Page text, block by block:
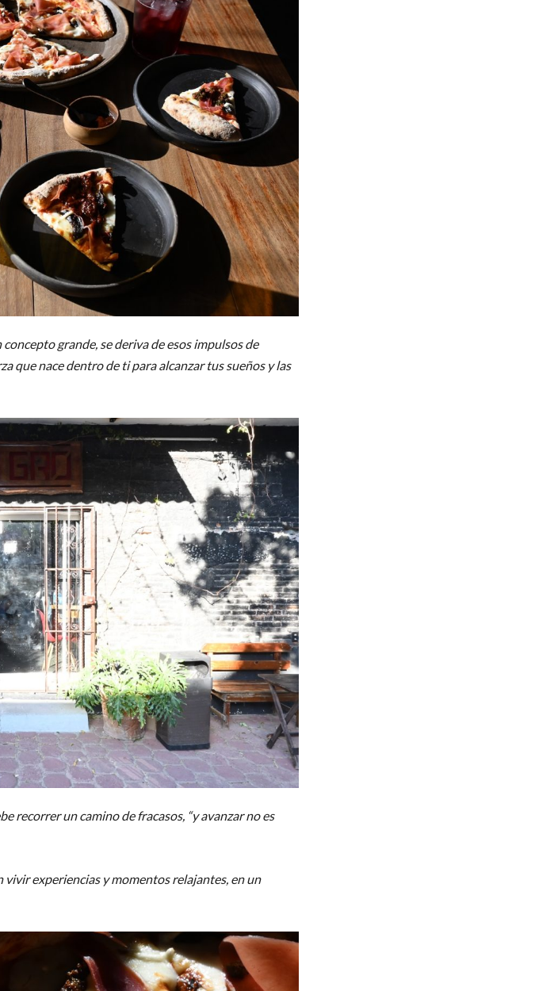
grande, se deriva de esos impulsos de
que nace dentro de ti para alcanzar tus sueños y las
recorrer un camino de fracasos, “y avanzar no es
vivir experiencias y momentos relajantes, en un